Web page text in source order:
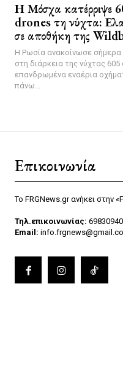
Η Μόσχα κατέρριψε
drones τη νύχτα:
σε αποθήκη της
Η Ρωσία ανακοίνωσε σήμερα
στη διάρκεια της νύχτας 605
επανδρωμένα εναέρια
πάνω...
Επικοινωνία
Το FRGNews.gr ανήκει στην
Τηλ.επικοινωνίας:
Email: